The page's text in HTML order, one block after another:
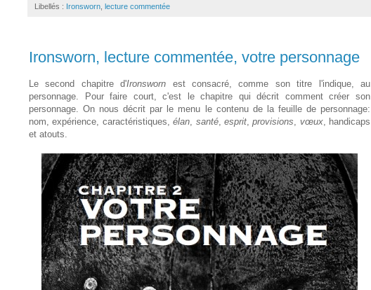
Libellés : Ironsworn lecture commentée
Ironsworn, lecture commentée, votre personnage
Le second chapitre d'Ironsworn est consacré, comme son titre l'indique, au
personnage. Pour faire court, c'est le chapitre qui décrit comment créer son
personnage. On nous décrit par le menu le contenu de la feuille de personnage:
nom, expérience, caractéristiques,élan santé, esprit,provisions vœux, handicaps
et atouts.